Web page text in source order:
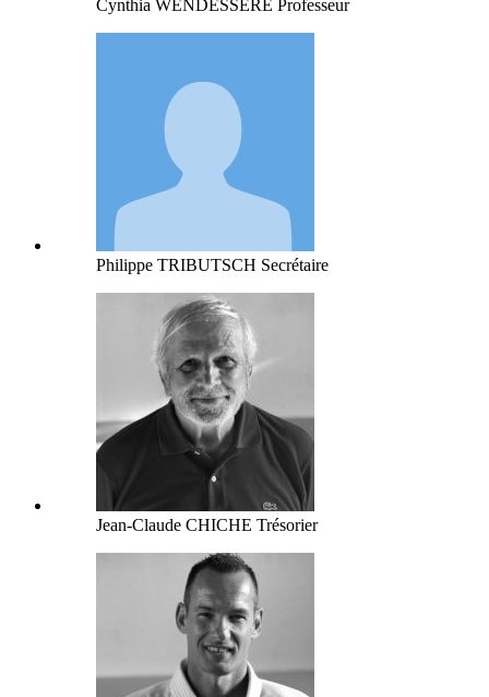
Cynthia WENDESSERE Professeur
Philippe TRIBUTSCH Secrétaire
Jean-Claude CHICHE Trésorier